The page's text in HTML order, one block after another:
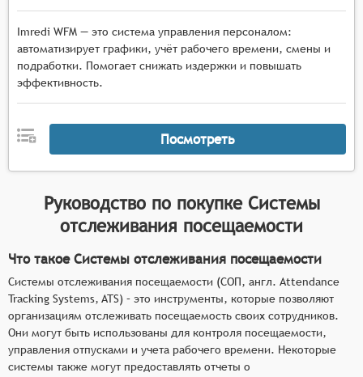
Imredi WFM — это система управления персоналом:
автоматизирует графики, учёт рабочего времени, смены и
подработки. Помогает снижать издержки и повышать
эффективность.
Посмотреть
Руководство по покупке Системы
отслеживания посещаемости
Что такое Системы отслеживания посещаемости
Системы отслеживания посещаемости (СОП, англ. Attendance
Tracking Systems, ATS) – это инструменты, которые позволяют
организациям отслеживать посещаемость своих сотрудников.
Они могут быть использованы для контроля посещаемости,
управления отпусками и учета рабочего времени. Некоторые
системы также могут предоставлять отчеты о